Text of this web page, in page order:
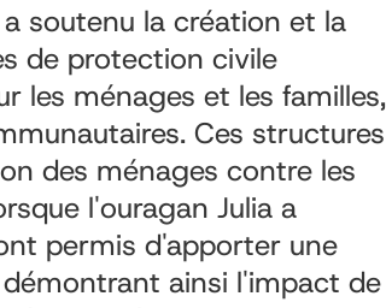
soutenu la création et la
de protection civile
les ménages et les familles,
Ces structures
des ménages contre les
l'ouragan Julia a
permis d'apporter une
ainsi l'impact de